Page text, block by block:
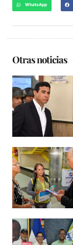
WhatsApp
Otras noticias